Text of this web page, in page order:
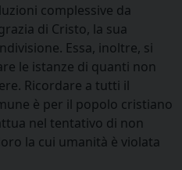
complessive da
di Cristo, la sua
Essa, inoltre, si
le istanze di quanti non
Ricordare a tutti il
è per il popolo cristiano
nel tentativo di non
la cui umanità è violata